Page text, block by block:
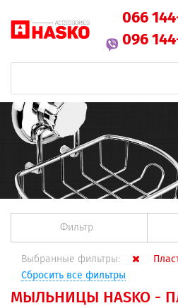
066
096
Фильтр
Выбранные фильтры:
Сбросить все фильтры
МЫЛЬНИЦЫ HASKO -